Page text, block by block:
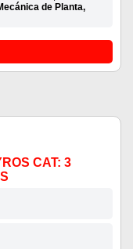
de Planta,
CAT: 3